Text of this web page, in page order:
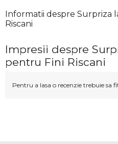
Informatii despre Surpriza
Riscani
Impresii despre
pentru Fini Riscani
Pentru a lasa o recenzie trebuie sa